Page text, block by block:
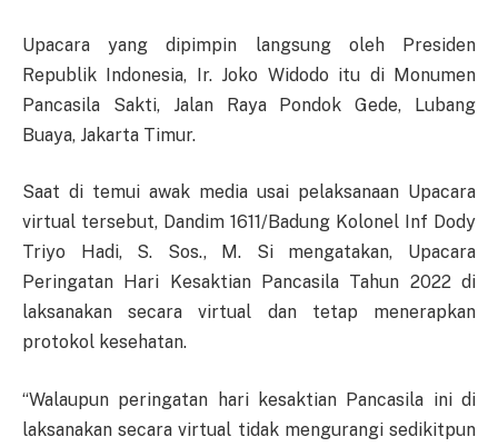
Upacara yang dipimpin langsung oleh Presiden
Republik Indonesia, Ir. Joko Widodo itu di Monumen
Pancasila Sakti, Jalan Raya Pondok Gede, Lubang
Buaya, Jakarta Timur.
Saat di temui awak media usai pelaksanaan Upacara
virtual tersebut, Dandim 1611/Badung Kolonel Inf Dody
Triyo Hadi, S. Sos., M. Si mengatakan, Upacara
Peringatan Hari Kesaktian Pancasila Tahun 2022 di
laksanakan secara virtual dan tetap menerapkan
protokol kesehatan.
“Walaupun peringatan hari kesaktian Pancasila ini di
laksanakan secara virtual tidak mengurangi sedikitpun